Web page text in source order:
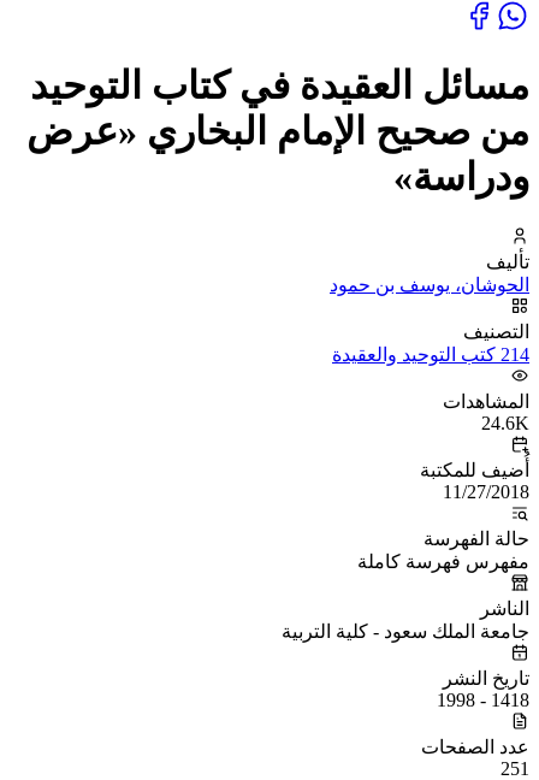
مسائل العقيدة في كتاب التوحيد
من صحيح الإمام البخاري «عرض
ودراسة»
تأليف
الحوشان، يوسف بن حمود
التصنيف
214 كتب التوحيد والعقيدة
المشاهدات
24.6K
أُضيف للمكتبة
11/27/2018
حالة الفهرسة
مفهرس فهرسة كاملة
الناشر
جامعة الملك سعود - كلية التربية
تاريخ النشر
1418 - 1998
عدد الصفحات
251